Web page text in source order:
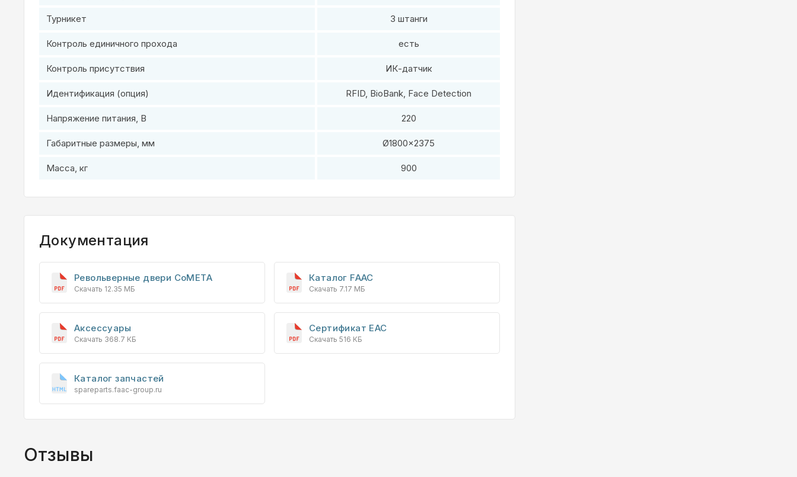
Турникет 3 штанги
Контроль единичного прохода есть
Контроль присутствия ИК-датчик
Идентификация (опция) RFID, BioBank, Face Detection
Напряжение питания, В 220
Габаритные размеры, мм Ø1800×2375
Масса, кг 900
Документация
Револьверные двери CoMETA
Скачать 12.35 МБ
Каталог FAAC
Скачать 7.17 МБ
Аксессуары
Скачать 368.7 КБ
Сертификат EAC
Скачать 516 КБ
Каталог запчастей
spareparts.faac-group.ru
Отзывы